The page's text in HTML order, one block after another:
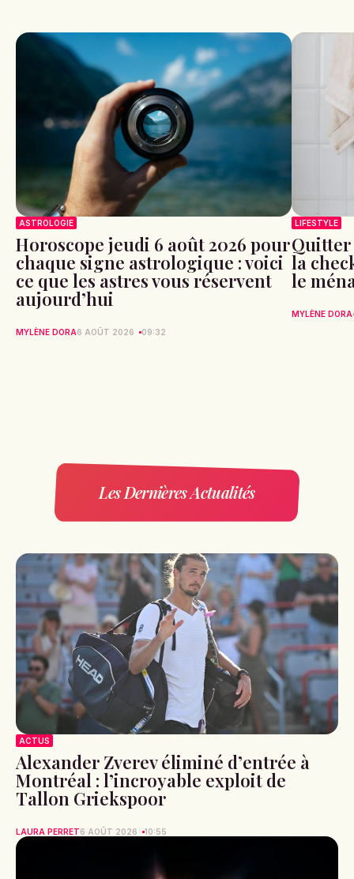
ASTROLOGIE
Horoscope jeudi 6 août 2026 pour
chaque signe astrologique : voici
ce que les astres vous réservent
aujourd’hui
MYLÈNE DORA6 AOÛT 2026 09:32
LIFESTYLE
Quitter
la
le
MYLÈNE DORA
Les Dernières Actualités
ACTUS
Alexander Zverev éliminé d’entrée à
Montréal : l’incroyable exploit de
Tallon Griekspoor
LAURA PERRET6 AOÛT 2026 10:55